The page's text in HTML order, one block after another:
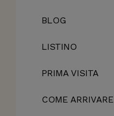
BLOG
LISTINO
PRIMA VISITA
COME ARRIVARE